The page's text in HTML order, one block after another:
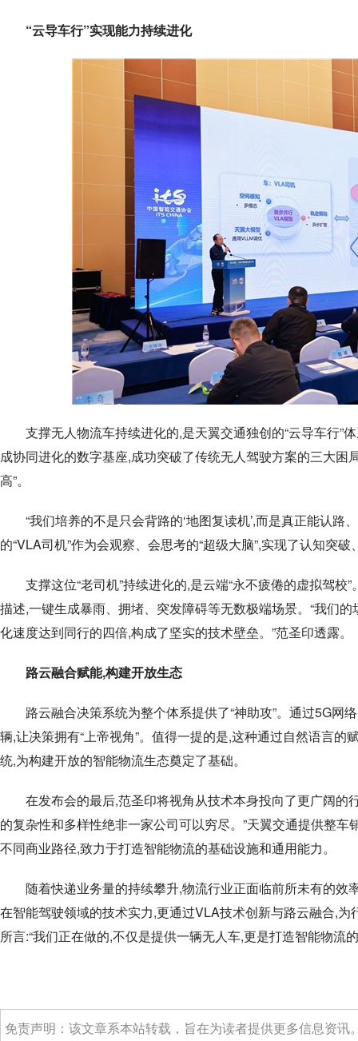
“云导车行”实现能力持续进化
支撑无人物流车持续进化的,是天翼交通独创的“云导车行”
成协同进化的数字基座,成功突破了传统无人驾驶方案的三大困
高”。
“我们培养的不是只会背路的‘地图复读机’,而是真正能认路
的“VLA司机”作为会观察、会思考的“超级大脑”,实现了认知突
支撑这位“老司机”持续进化的,是云端“永不疲倦的虚拟驾
描述,一键生成暴雨、拥堵、突发障碍等无数极端场景。“我们
化速度达到同行的四倍,构成了坚实的技术壁垒。”范圣印透露。
路云融合赋能,构建开放生态
路云融合决策系统为整个体系提供了“神助攻”。通过5G
辆,让决策拥有“上帝视角”。值得一提的是,这种通过自然语言
统,为构建开放的智能物流生态奠定了基础。
在发布会的最后,范圣印将视角从技术本身投向了更广阔的
的复杂性和多样性绝非一家公司可以穷尽。”天翼交通提供整
不同商业路径,致力于打造智能物流的基础设施和通用能力。
随着快递业务量的持续攀升,物流行业正面临前所未有的
在智能驾驶领域的技术实力,更通过VLA技术创新与路云融合,
所言:“我们正在做的,不仅是提供一辆无人车,更是打造智能物流
免责声明：该文章系本站转载，旨在为读者提供更多信息资